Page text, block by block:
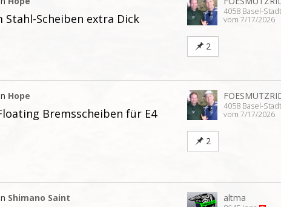
Stahl-Scheiben extra Dick
4058 Basel-
vom 7/17/2026
2
Hope
Bremsscheiben für E4
4058 Basel-
vom 7/17/2026
2
Shimano Saint altma